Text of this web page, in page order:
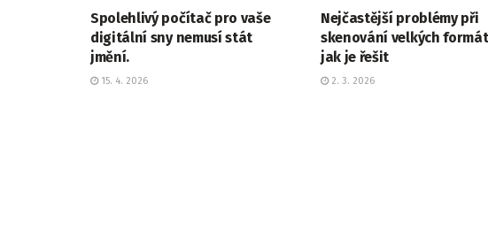
Spolehlivý počítač pro vaše
digitální sny nemusí stát
jmění.
15. 4. 2026
Nejčastější problémy při
skenování velkých
jak je řešit
2. 3. 2026